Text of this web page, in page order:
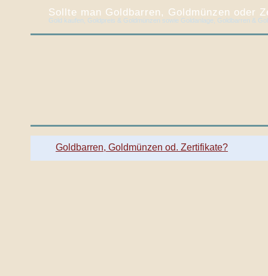
Sollte man Goldbarren, Goldmünzen oder
Gold kaufen, Goldpreis & Goldmünzen sowie Goldanlage, Goldbarren &
Goldbarren, Goldmünzen od. Zertifikate?